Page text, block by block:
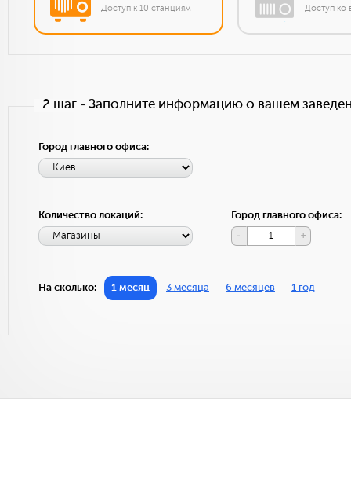
Доступ к 10 станциям Доступ ко
2 шаг - Заполните информацию о вашем
Город главного офиса:
Количество локаций: Город главного офиса:
- +
На сколько: 1 месяц 3 месяца 6 месяцев 1 год